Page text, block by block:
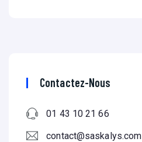
Contactez-Nous
01 43 10 21 66
contact@saskalys.com